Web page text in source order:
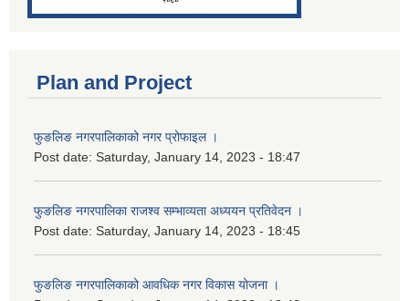
Plan and Project
फुङलिङ नगरपालिकाको नगर प्रोफाइल ।
Post date: Saturday, January 14, 2023 - 18:47
फुङलिङ नगरपालिका राजश्व सम्भाव्यता अध्ययन प्रतिवेदन ।
Post date: Saturday, January 14, 2023 - 18:45
फुङलिङ नगरपालिकाको आवधिक नगर विकास योजना ।